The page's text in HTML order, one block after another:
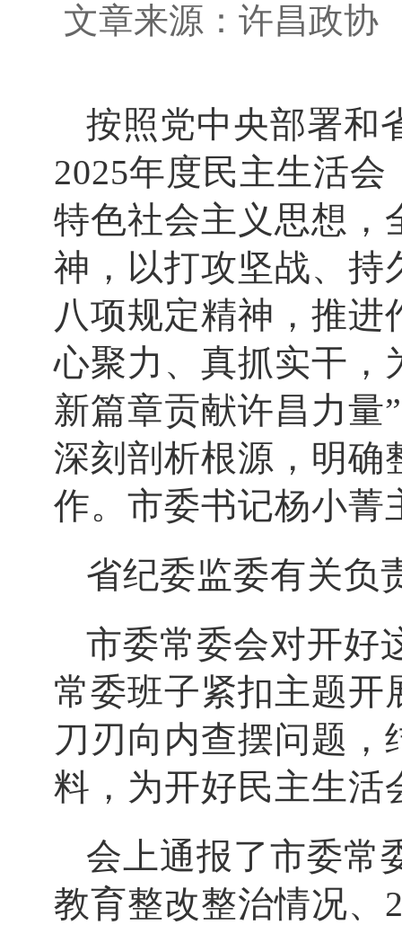
文章来源：许昌政
按照党中央部署和
2025年度民主生活
特色社会主义思想，
神，以打攻坚战、持
八项规定精神，推
心聚力、真抓实干，
新篇章贡献许昌力量
深刻剖析根源，明确
作。市委书记杨小菁
省纪委监委有关负
市委常委会对开好
常委班子紧扣主题开
刀刃向内查摆问题
料，为开好民主生活
会上通报了市委常
教育整改整治情况、